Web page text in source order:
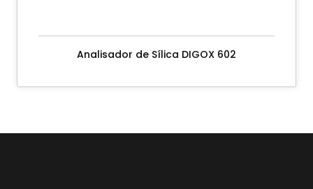
Analisador de Sílica DIGOX 602